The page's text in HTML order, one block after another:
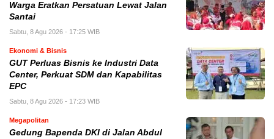
Warga Eratkan Persatuan Lewat Jalan
Santai
Sabtu, 8 Agu 2026 - 17:25 WIB
Ekonomi & Bisnis
GUT Perluas Bisnis ke Industri Data
Center, Perkuat SDM dan Kapabilitas
EPC
Sabtu, 8 Agu 2026 - 17:23 WIB
Megapolitan
Gedung Bapenda DKI di Jalan Abdul